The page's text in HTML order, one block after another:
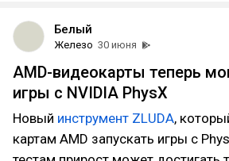
Белый
Железо 30 июня
AMD-видеокарты теперь
игры с NVIDIA PhysX
Новый инструмент ZLUDA,
картам AMD запускать игры с